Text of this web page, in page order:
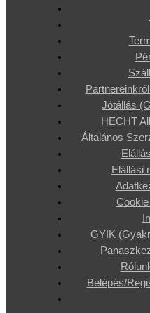
Jótállás
HECHT
Általános
Elállási
GYIK
Belépés/